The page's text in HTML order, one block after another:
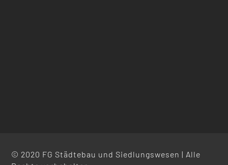
© 2020 FG Städtebau und Siedlungswesen | Alle